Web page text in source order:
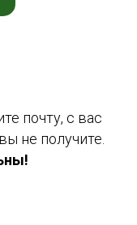
почту, с вас
не получите.